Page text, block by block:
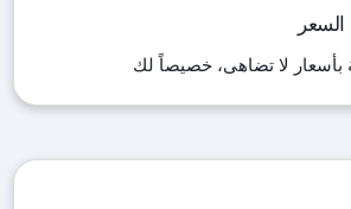
بأسعار لا تضاهى، خصيصاً لك